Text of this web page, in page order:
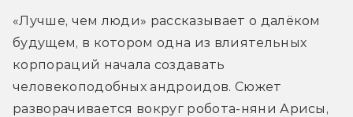
«Лучше, чем люди» рассказывает о далёком
будущем, в котором одна из влиятельных
корпораций начала создавать
человекоподобных андроидов. Сюжет
разворачивается вокруг робота-няни Арисы,